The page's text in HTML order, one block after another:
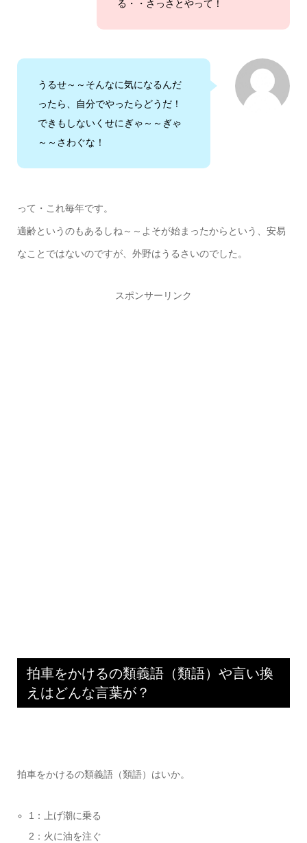
る・・さっさとやって！
うるせ～～そんなに気になるんだ
ったら、自分でやったらどうだ！
できもしないくせにぎゃ～～ぎゃ
～～さわぐな！
って・これ毎年です。
適齢というのもあるしね～～よそが始まったからという、安易
なことではないのですが、外野はうるさいのでした。
スポンサーリンク
拍車をかけるの類義語（類語）や言い換
えはどんな言葉が？
拍車をかけるの類義語（類語）はいか。
1：上げ潮に乗る
2：火に油を注ぐ